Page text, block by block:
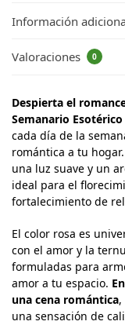
Información
Valoraciones 0
Despierta el
Semanario Esotérico
cada día de la
romántica a tu
una luz suave y un
ideal para el
fortalecimiento de
El color rosa es
con el amor y la
formuladas para
amor a tu espacio.
una cena romántica
una sensación de